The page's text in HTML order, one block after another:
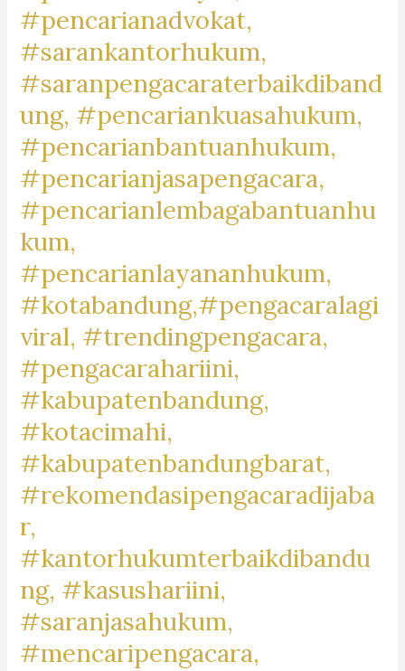
#lawyertiktok,
#rekomendasipengacara,
#rekomendasilawyer,
#beranda,
#pengacaratrendingdibandung,
#pengacaralagiviraldicimahi,
#pengacarapalingbanyakdicari,
#pengacaratanah,
#pengacarashm,
#aktivitaslawyer,
#caripengacaradigoogle,
#pengacarapalingtop,
#googletrend,
#googletrending,
#pencarianadvokat,
#sarankantorhukum,
#saranpengacaraterbaikdiband
ung, #pencariankuasahukum,
#pencarianbantuanhukum,
#pencarianjasapengacara,
#pencarianlembagabantuanhu
kum,
#pencarianlayananhukum,
#kotabandung,#pengacaralagi
viral, #trendingpengacara,
#pengacarahariini,
#kabupatenbandung,
#kotacimahi,
#kabupatenbandungbarat,
#rekomendasipengacaradijaba
r,
#kantorhukumterbaikdibandu
ng, #kasushariini,
#saranjasahukum,
#mencaripengacara,